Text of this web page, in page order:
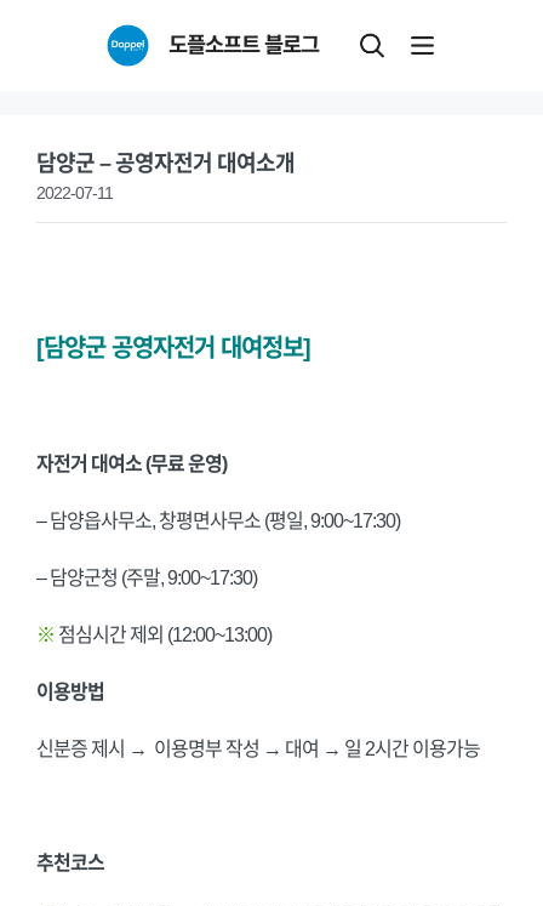
도플소프트 블로그
담양군 – 공영자전거 대여소개
2022-07-11
[담양군 공영자전거 대여정보]
자전거 대여소 (무료 운영)
– 담양읍사무소, 창평면사무소 (평일, 9:00~17:30)
– 담양군청 (주말, 9:00~17:30)
※ 점심시간 제외 (12:00~13:00)
이용방법
신분증 제시 → 이용명부 작성 → 대여 → 일 2시간 이용가능
추천코스